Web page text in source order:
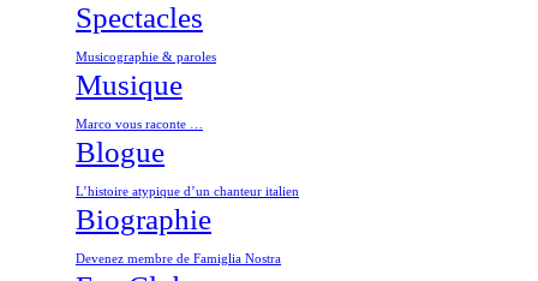
Spectacles
Musicographie & paroles
Musique
Marco vous raconte …
Blogue
L’histoire atypique d’un chanteur italien
Biographie
Devenez membre de Famiglia Nostra